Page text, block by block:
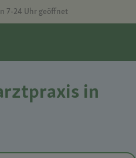
7-24 Uhr geöffnet
in